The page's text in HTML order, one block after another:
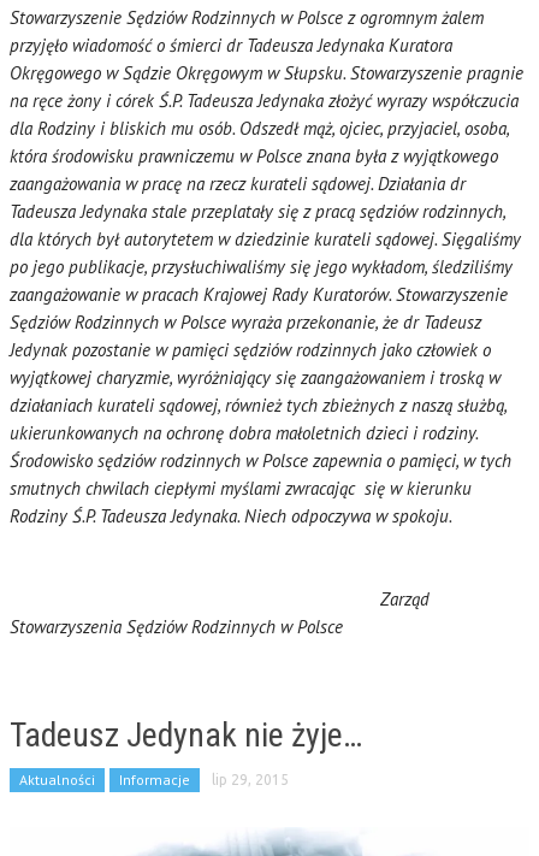
Stowarzyszenie Sędziów Rodzinnych w Polsce z ogromnym żalem
przyjęło wiadomość o śmierci dr Tadeusza Jedynaka Kuratora
Okręgowego w Sądzie Okręgowym w Słupsku. Stowarzyszenie pragnie
na ręce żony i córek Ś.P. Tadeusza Jedynaka złożyć wyrazy współczucia
dla Rodziny i bliskich mu osób. Odszedł mąż, ojciec, przyjaciel, osoba,
która środowisku prawniczemu w Polsce znana była z wyjątkowego
zaangażowania w pracę na rzecz kurateli sądowej. Działania dr
Tadeusza Jedynaka stale przeplatały się z pracą sędziów rodzinnych,
dla których był autorytetem w dziedzinie kurateli sądowej. Sięgaliśmy
po jego publikacje, przysłuchiwaliśmy się jego wykładom, śledziliśmy
zaangażowanie w pracach Krajowej Rady Kuratorów. Stowarzyszenie
Sędziów Rodzinnych w Polsce wyraża przekonanie, że dr Tadeusz
Jedynak pozostanie w pamięci sędziów rodzinnych jako człowiek o
wyjątkowej charyzmie, wyróżniający się zaangażowaniem i troską w
działaniach kurateli sądowej, również tych zbieżnych z naszą służbą,
ukierunkowanych na ochronę dobra małoletnich dzieci i rodziny.
Środowisko sędziów rodzinnych w Polsce zapewnia o pamięci, w tych
smutnych chwilach ciepłymi myślami zwracając się w kierunku
Rodziny Ś.P. Tadeusza Jedynaka. Niech odpoczywa w spokoju.
Zarząd
Stowarzyszenia Sędziów Rodzinnych w Polsce
Tadeusz Jedynak nie żyje…
Aktualności Informacje lip 29, 2015